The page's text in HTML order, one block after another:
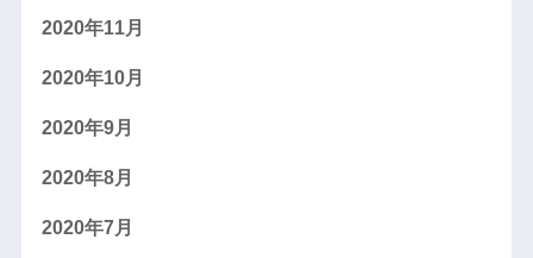
2020年11月
2020年10月
2020年9月
2020年8月
2020年7月